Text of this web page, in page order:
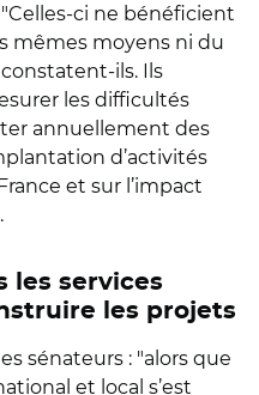
ci ne bénéficient
mêmes moyens ni du
ils. Ils
les difficultés
annuellement des
d’activités
et sur l’impact
les services
les projets
sénateurs : "alors que
et local s’est